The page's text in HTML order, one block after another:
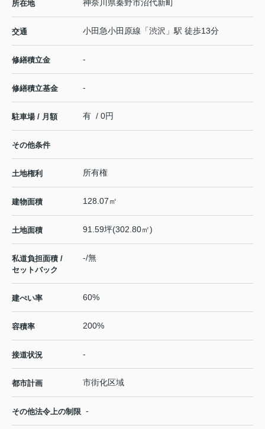
所在地 神奈川県秦野市沼代新町
交通 小田急小田原線 「渋沢 」駅 徒歩13分
修繕積立金 -
修繕積立基金 -
駐車場 / 月額 有 / 0円
その他条件
土地権利 所有権
建物面積 128.07㎡
土地面積 91.59坪(302.80㎡)
私道負担面積 /
セットバック
-/無
建ぺい率 60%
容積率 200%
接道状況 -
都市計画 市街化区域
その他法令上の制限 -